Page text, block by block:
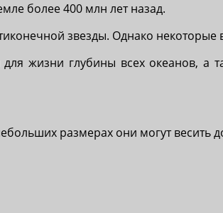
более 400 млн лет назад.
звезды. Однако
жизни глубины всех океанов, а
размерах они могут весить